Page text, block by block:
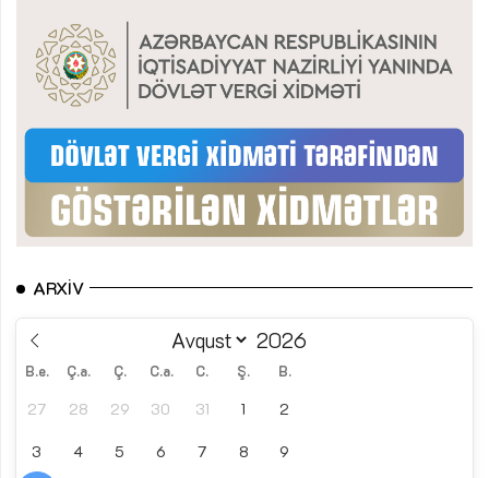
ARXIV
B.e. Ç.a. Ç. C.a. C. Ş. B.
27 28 29 30 31 1 2
3 4 5 6 7 8 9